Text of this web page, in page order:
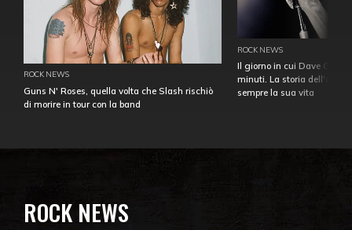
ROCK NEWS
Guns N' Roses, quella volta che Slash rischiò
di morire in tour con la band
ROCK NEWS
Il giorno in cui Dave
minuti. La storia
sempre la sua vita
ROCK NEWS